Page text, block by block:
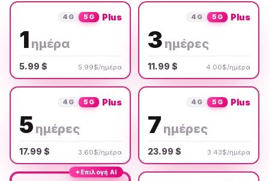
4G 5G Plus
1 ημέρα
5.99 $ 5.99$/ημέρα
4G 5G Plus
3 ημέρες
11.99 $ 4.00$/ημέρα
4G 5G Plus
5 ημέρες
17.99 $ 3.60$/ημέρα
4G 5G Plus
7 ημέρες
23.99 $ 3.43$/ημέρα
✦Επιλογή AI